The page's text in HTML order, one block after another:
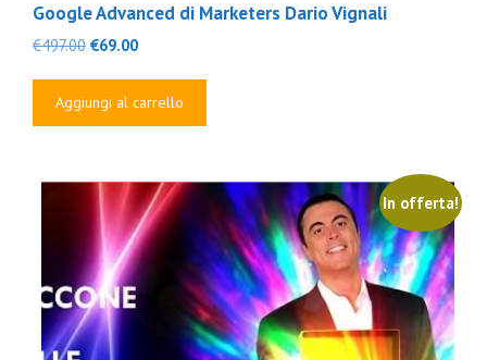
Google Advanced di Marketers Dario Vignali
€497.00 Il
era:
€69.00Il
è:
Aggiungi al carrello
In offerta!